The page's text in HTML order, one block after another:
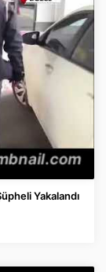
Yakalandı